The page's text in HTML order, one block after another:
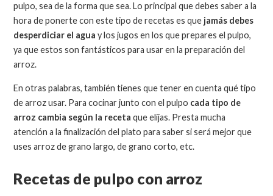
pulpo, sea de la forma que sea. Lo principal que debes saber a la
hora de ponerte con este tipo de recetas es que jamás debes
desperdiciar el agua y los jugos en los que prepares el pulpo,
ya que estos son fantásticos para usar en la preparación del
arroz.
En otras palabras, también tienes que tener en cuenta qué tipo
de arroz usar. Para cocinar junto con el pulpo cada tipo de
arroz cambia según la receta que elijas. Presta mucha
atención a la finalización del plato para saber si será mejor que
uses arroz de grano largo, de grano corto, etc.
Recetas de pulpo con arroz